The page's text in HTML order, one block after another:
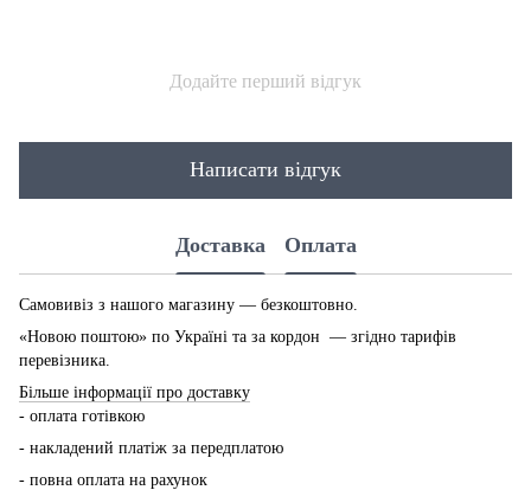
Додайте перший відгук
Написати відгук
Доставка Оплата
Самовивіз з нашого магазину — безкоштовно.
«Новою поштою» по Україні та за кордон — згідно тарифів
перевізника.
Більше інформації про доставку
- оплата готівкою
- накладений платіж за передплатою
- повна оплата на рахунок